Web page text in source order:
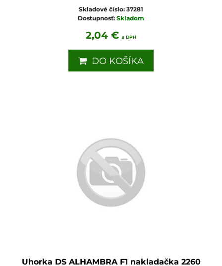
Skladové číslo: 37281
Dostupnosť: Skladom
2,04 € s DPH
DO KOŠÍKA
Uhorka DS ALHAMBRA F1 nakladačka 2260